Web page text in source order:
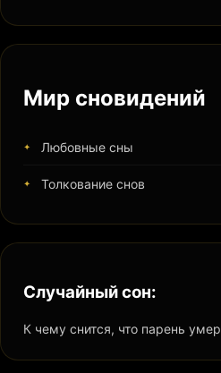
Мир сновидений
Любовные сны
Толкование снов
Случайный сон:
К чему снится, что парень умер